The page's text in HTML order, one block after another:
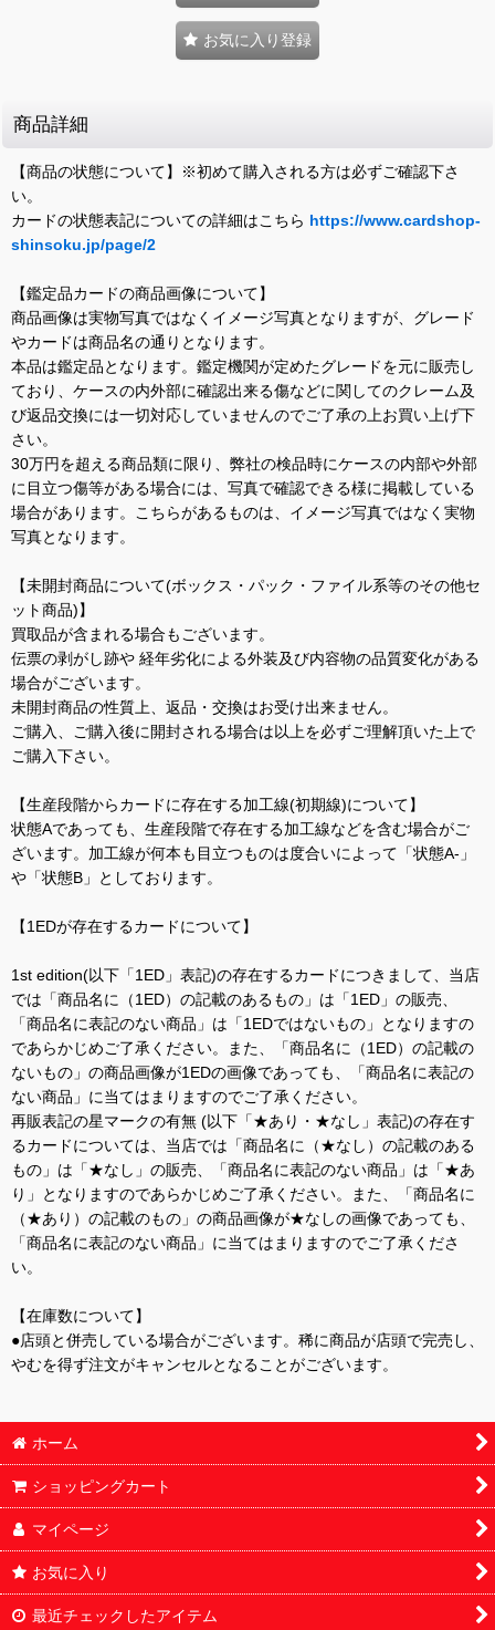
お気に入り登録
商品詳細
【商品の状態について】※初めて購入される方は必ずご確認下さ
い。
カードの状態表記についての詳細はこちら https://www.cardshop-
shinsoku.jp/page/2
【鑑定品カードの商品画像について】
商品画像は実物写真ではなくイメージ写真となりますが、グレード
やカードは商品名の通りとなります。
本品は鑑定品となります。鑑定機関が定めたグレードを元に販売し
ており、ケースの内外部に確認出来る傷などに関してのクレーム及
び返品交換には一切対応していませんのでご了承の上お買い上げ下
さい。
30万円を超える商品類に限り、弊社の検品時にケースの内部や外部
に目立つ傷等がある場合には、写真で確認できる様に掲載している
場合があります。こちらがあるものは、イメージ写真ではなく実物
写真となります。
【未開封商品について(ボックス・パック・ファイル系等のその他セ
ット商品)】
買取品が含まれる場合もございます。
伝票の剥がし跡や 経年劣化による外装及び内容物の品質変化がある
場合がございます。
未開封商品の性質上、返品・交換はお受け出来ません。
ご購入、ご購入後に開封される場合は以上を必ずご理解頂いた上で
ご購入下さい。
【生産段階からカードに存在する加工線(初期線)について】
状態Aであっても、生産段階で存在する加工線などを含む場合がご
ざいます。加工線が何本も目立つものは度合いによって「状態A-」
や「状態B」としております。
【1EDが存在するカードについて】
1st edition(以下「1ED」表記)の存在するカードにつきまして、当店
では「商品名に（1ED）の記載のあるもの」は「1ED」の販売、
「商品名に表記のない商品」は「1EDではないもの」となりますの
であらかじめご了承ください。また、「商品名に（1ED）の記載の
ないもの」の商品画像が1EDの画像であっても、「商品名に表記の
ない商品」に当てはまりますのでご了承ください。
再販表記の星マークの有無 (以下「★あり・★なし」表記)の存在す
るカードについては、当店では「商品名に（★なし）の記載のある
もの」は「★なし」の販売、「商品名に表記のない商品」は「★あ
り」となりますのであらかじめご了承ください。また、「商品名に
（★あり）の記載のもの」の商品画像が★なしの画像であっても、
「商品名に表記のない商品」に当てはまりますのでご了承くださ
い。
【在庫数について】
●店頭と併売している場合がございます。稀に商品が店頭で完売し、
やむを得ず注文がキャンセルとなることがございます。
ホーム
ショッピングカート
マイページ
お気に入り
最近チェックしたアイテム